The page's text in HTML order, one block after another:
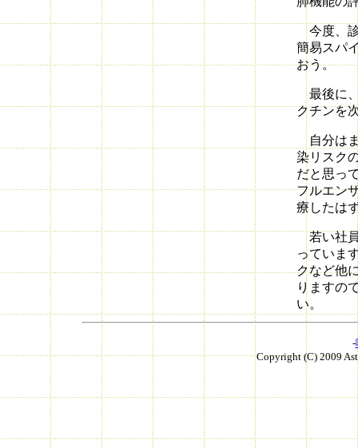
今度、
簡易スパ
おう。
最後に
クチンを
自分は
染リスク
だと思っ
フルエン
療したは
若い社
っていま
クなど他
りますの
い。
-
Copyright (C) 2009